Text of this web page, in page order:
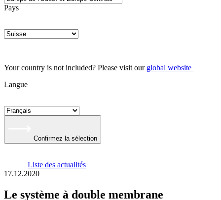
Pays
Your country is not included? Please visit our global website
Langue
Confirmez la sélection
Liste des actualités
17.12.2020
Le système à double membrane